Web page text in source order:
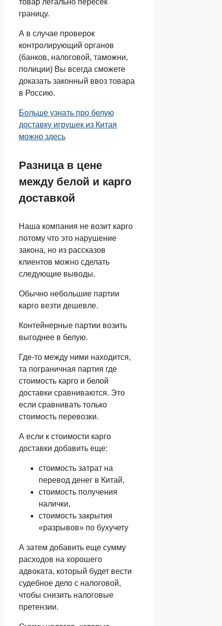
границу.
А в случае проверок
контролирующий органов
(банков, налоговой, таможни,
полиции) Вы всегда сможете
доказать законный ввоз товара
в Россию.
Больше узнать про белую
доставку игрушек из Китая
можно здесь
Разница в цене
между белой и карго
доставкой
Наша компания не возит карго
потому что это нарушение
закона, но из рассказов
клиентов можно сделать
следующие выводы.
Обычно небольшие партии
карго везти дешевле.
Контейнерные партии возить
выгоднее в белую.
Где-то между ними находится,
та пограничная партия где
стоимость карго и белой
доставки сравниваются. Это
если сравнивать только
стоимость перевозки.
А если к стоимости карго
доставки добавить еще:
стоимость затрат на
перевод денег в Китай,
стоимость получения
налички,
стоимость закрытия
«разрывов» по бухучету
А затем добавить еще сумму
расходов на хорошего
адвоката, который будет вести
судебное дело с налоговой,
чтобы снизить налоговые
претензии.